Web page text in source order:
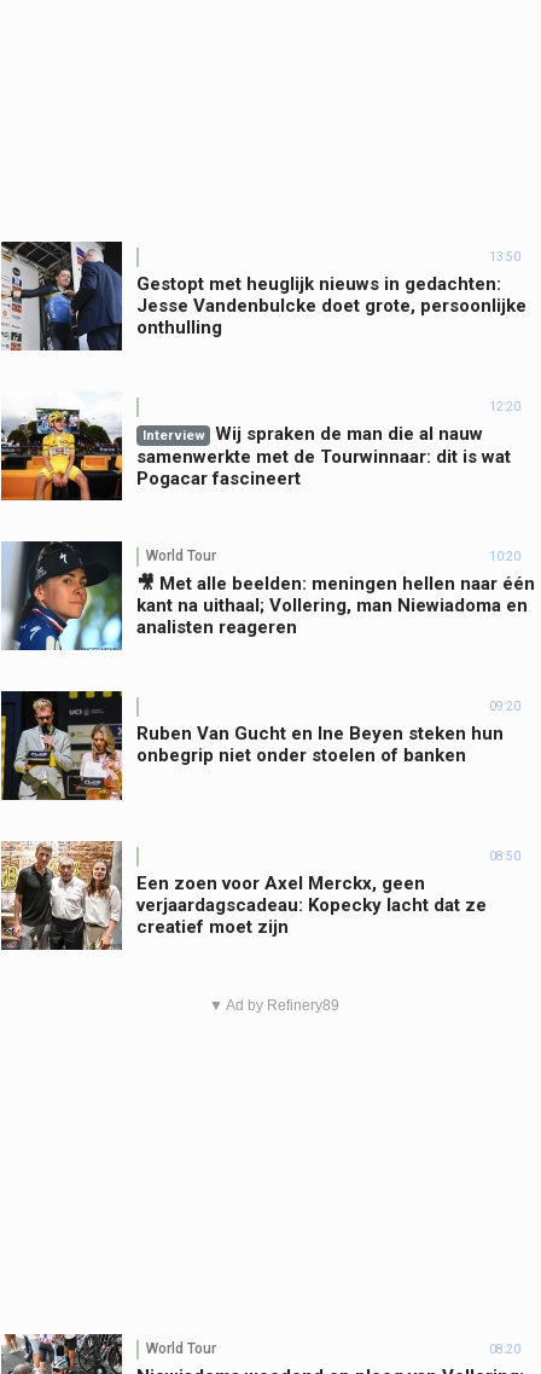
13:50
Gestopt met heuglijk nieuws in gedachten:
Jesse Vandenbulcke doet grote, persoonlijke
onthulling
12:20
Interview
Wij spraken de man die al nauw
samenwerkte met de Tourwinnaar: dit is wat
Pogacar fascineert
World Tour 10:20
🎥 Met alle beelden: meningen hellen naar één
kant na uithaal; Vollering, man Niewiadoma en
analisten reageren
09:20
Ruben Van Gucht en Ine Beyen steken hun
onbegrip niet onder stoelen of banken
08:50
Een zoen voor Axel Merckx, geen
verjaardagscadeau: Kopecky lacht dat ze
creatief moet zijn
▼ Ad by Refinery89
World Tour 08:20